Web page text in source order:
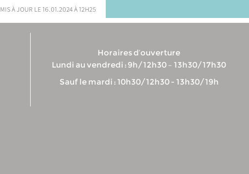
mis à jour le 16.01.2024 à 12h25
Horaires d’ouverture
Lundi au vendredi : 9h/12h30 – 13h30/17h30
Sauf le mardi : 10h30/12h30 - 13h30/19h